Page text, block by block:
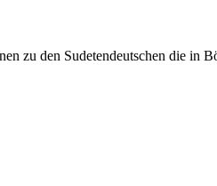
zu den Sudetendeutschen die in